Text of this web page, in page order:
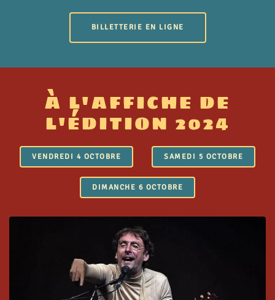
BILLETTERIE EN LIGNE
À L'AFFICHE DE
L'ÉDITION 2024
VENDREDI 4 OCTOBRE SAMEDI 5 OCTOBRE
DIMANCHE 6 OCTOBRE